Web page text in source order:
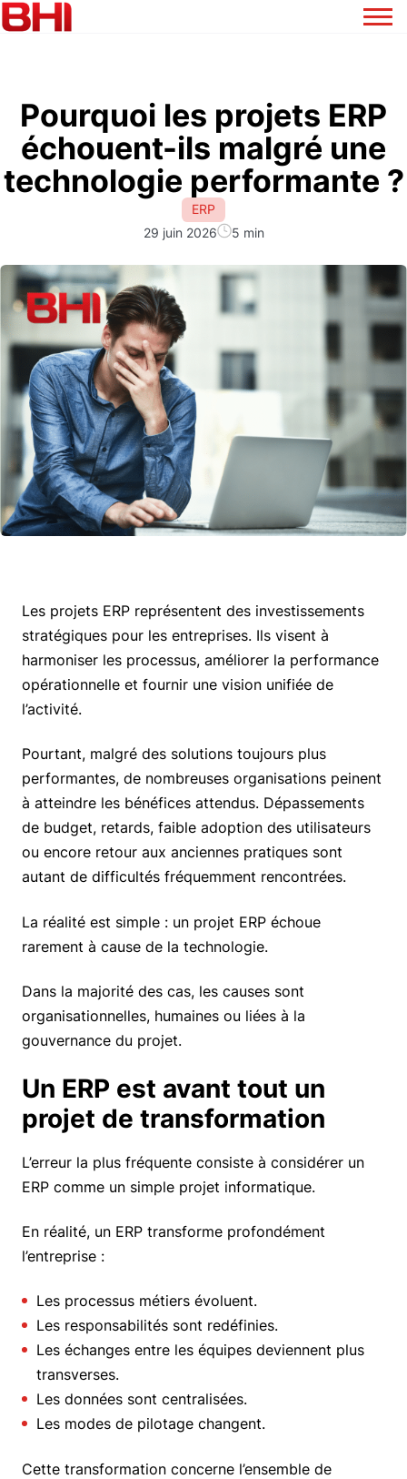
Pourquoi les projets ERP
échouent-ils malgré une
technologie performante ?
ERP
29 juin 2026
5 min
Les projets ERP représentent des investissements
stratégiques pour les entreprises. Ils visent à
harmoniser les processus, améliorer la performance
opérationnelle et fournir une vision unifiée de
l’activité.
Pourtant, malgré des solutions toujours plus
performantes, de nombreuses organisations peinent
à atteindre les bénéfices attendus. Dépassements
de budget, retards, faible adoption des utilisateurs
ou encore retour aux anciennes pratiques sont
autant de difficultés fréquemment rencontrées.
La réalité est simple : un projet ERP échoue
rarement à cause de la technologie.
Dans la majorité des cas, les causes sont
organisationnelles, humaines ou liées à la
gouvernance du projet.
Un ERP est avant tout un
projet de transformation
L’erreur la plus fréquente consiste à considérer un
ERP comme un simple projet informatique.
En réalité, un ERP transforme profondément
l’entreprise :
Les processus métiers évoluent.
Les responsabilités sont redéfinies.
Les échanges entre les équipes deviennent plus
transverses.
Les données sont centralisées.
Les modes de pilotage changent.
Cette transformation concerne l’ensemble de